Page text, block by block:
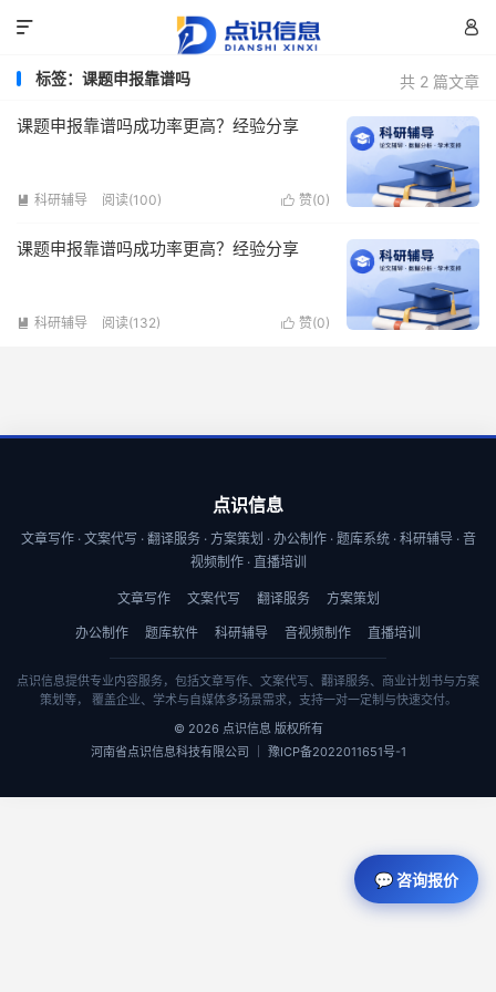


共 2 篇文章
标签：课题申报靠谱吗
课题申报靠谱吗成功率更高？经验分享
 赞(0)
 科研辅导 阅读(100)
课题申报靠谱吗成功率更高？经验分享
 赞(0)
 科研辅导 阅读(132)
点识信息
文章写作 · 文案代写 · 翻译服务 · 方案策划 · 办公制作 · 题库系统 · 科研辅导 · 音
视频制作 · 直播培训
文章写作 文案代写 翻译服务 方案策划
办公制作 题库软件 科研辅导 音视频制作 直播培训
点识信息提供专业内容服务，包括文章写作、文案代写、翻译服务、商业计划书与方案
策划等， 覆盖企业、学术与自媒体多场景需求，支持一对一定制与快速交付。
© 2026 点识信息 版权所有
河南省点识信息科技有限公司 ｜ 豫ICP备2022011651号-1
💬 咨询报价